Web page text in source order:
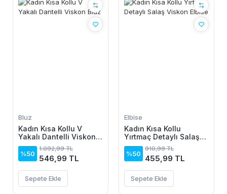
Bluz
Kadın Kısa Kollu V
Yakalı Dantelli Viskon
Bluz
%50
1.092,99 TL
546,99 TL
Sepete Ekle
Elbise
Kadın Kısa Kollu
Yırtmaç Detaylı Salaş
Viskon Elbise
%50
910,99 TL
455,99 TL
Sepete Ekle